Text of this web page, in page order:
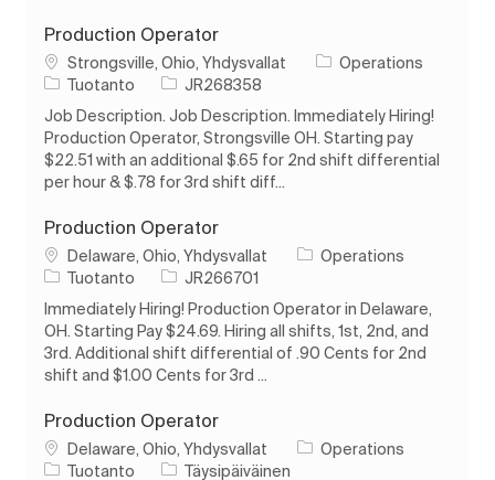
Production Operator
PaikkaStrongsville, Ohio, Yhdysvallat
Operations
Luokka
Tuotanto Työn tunnus
JR268358
Job Description. Job Description. Immediately Hiring!
Production Operator, Strongsville OH. Starting pay
$22.51 with an additional $.65 for 2nd shift differential
per hour & $.78 for 3rd shift diff...
Production Operator
PaikkaDelaware, Ohio, Yhdysvallat
Operations
Luokka
Tuotanto Työn tunnus
JR266701
Immediately Hiring! Production Operator in Delaware,
OH. Starting Pay $24.69. Hiring all shifts, 1st, 2nd, and
3rd. Additional shift differential of .90 Cents for 2nd
shift and $1.00 Cents for 3rd ...
Production Operator
PaikkaDelaware, Ohio, Yhdysvallat
Operations
Luokka
Tuotanto Työn tyyppi
Täysipäiväinen